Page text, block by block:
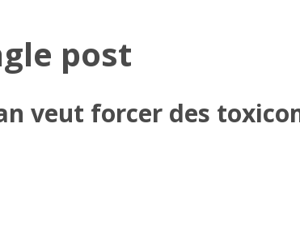
post
veut forcer des